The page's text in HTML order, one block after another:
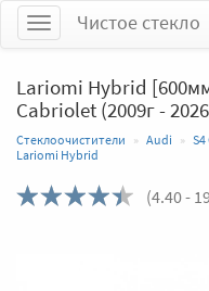
МенюЧистое стекло
Lariomi Hybrid
Cabriolet (2009г -
Стеклоочистители Audi
Lariomi Hybrid
(4.40-